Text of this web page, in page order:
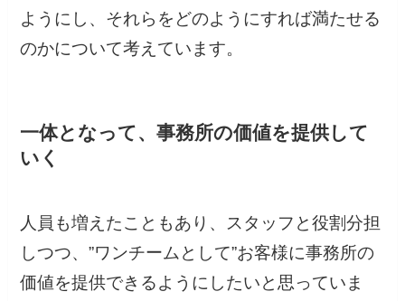
ようにし、それらをどのようにすれば満たせる
のかについて考えています。
一体となって、事務所の価値を提供して
いく
人員も増えたこともあり、スタッフと役割分担
しつつ、”ワンチームとして”お客様に事務所の
価値を提供できるようにしたいと思っていま